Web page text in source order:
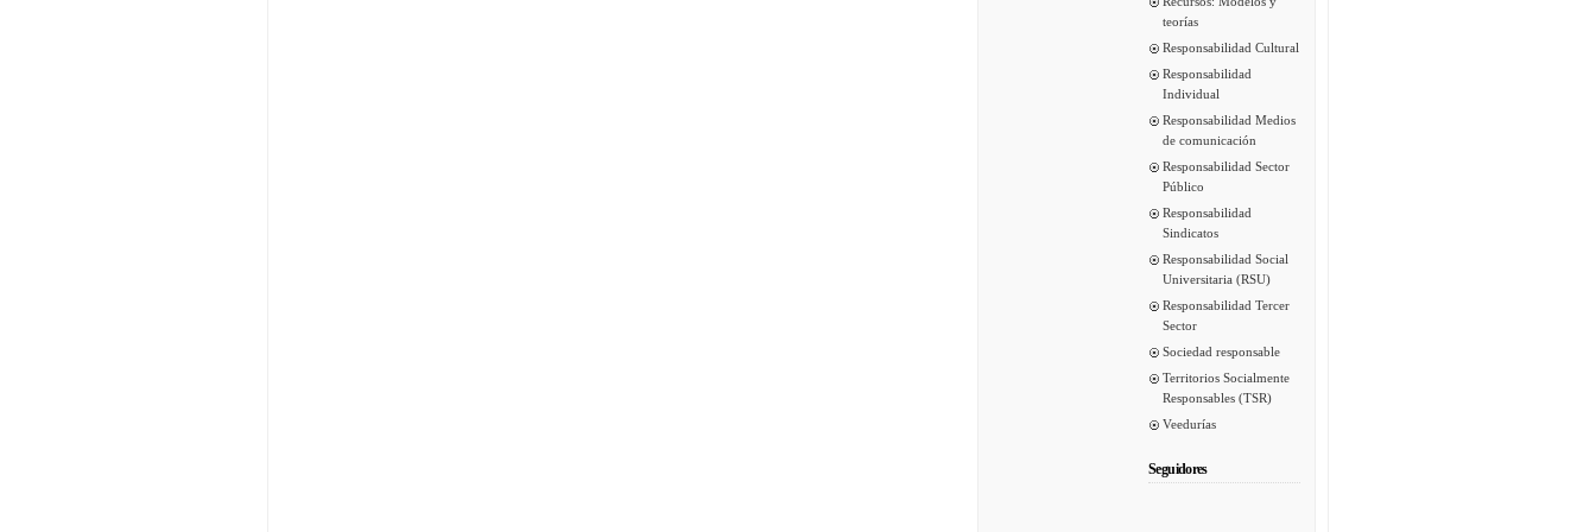
teorías
Responsabilidad Cultural
Responsabilidad
Individual
Responsabilidad Medios
de comunicación
Responsabilidad Sector
Público
Responsabilidad
Sindicatos
Responsabilidad Social
Universitaria (RSU)
Responsabilidad Tercer
Sector
Sociedad responsable
Territorios Socialmente
Responsables (TSR)
Veedurías
Seguidores